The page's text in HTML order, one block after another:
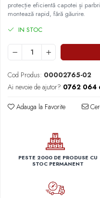
Capace r14 Nissan
Capace r14 Seat
Capace r14 Skoda
Capace r14 Toyota
Capace r14 Volvo
Capace r14 VW
Capace r15 Alfa Romeo
Capace r15 BMW
Capace r15 Chevrolet
Capace r15 Citroen
Capace r15 Daewo
protecție eficientă capotei și
montează rapid, fără găurire.
IN STOC
Cod Produs: 00002765-02
Ai nevoie de ajutor? 0762 064
Adauga la Favorite
PESTE 2000 DE PRODUSE CU
STOC PERMANENT